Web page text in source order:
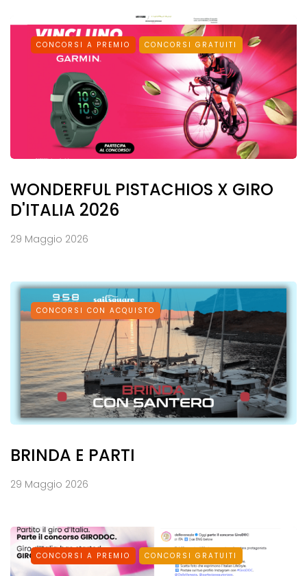
CONCORSI A PREMIO CONCORSI GRATUITI
WONDERFUL PISTACHIOS X GIRO
D'ITALIA 2026
29 Maggio 2026
CONCORSI CON ACQUISTO
BRINDA E PARTI
29 Maggio 2026
CONCORSI A PREMIO CONCORSI GRATUITI